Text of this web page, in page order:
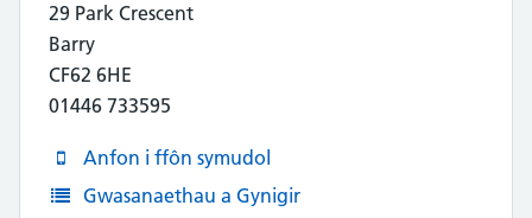
29 Park Crescent
Barry
CF62 6HE
01446 733595
Anfon i ffôn symudol
Gwasanaethau a Gynigir